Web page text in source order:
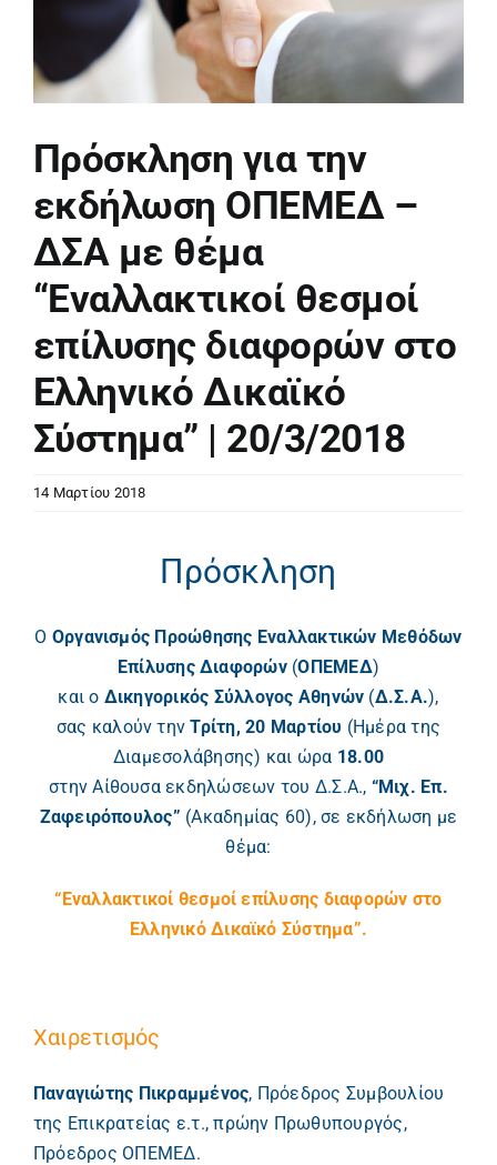
Πρόσκληση για την
εκδήλωση ΟΠΕΜΕΔ –
ΔΣΑ με θέμα
“Εναλλακτικοί θεσμοί
επίλυσης διαφορών στο
Ελληνικό Δικαϊκό
Σύστημα” | 20/3/2018
14 Μαρτίου 2018
Πρόσκληση
Ο Οργανισμός Προώθησης Εναλλακτικών Μεθόδων
Επίλυσης Διαφορών(ΟΠΕΜΕΔ)
και ο Δικηγορικός Σύλλογος Αθηνών (Δ.Σ.Α.),
σας καλούν τηνΤρίτη, 20 Μαρτίου (Ημέρα της
Διαμεσολάβησης) και ώρα 18.00
στην Αίθουσα εκδηλώσεων του Δ.Σ.Α., “Μιχ. Επ.
Ζαφειρόπουλος” (Ακαδημίας 60), σε εκδήλωση με
θέμα:
“Εναλλακτικοί θεσμοί επίλυσης διαφορών στο
Ελληνικό Δικαϊκό Σύστημα”.
Χαιρετισμός
Παναγιώτης Πικραμμένος, Πρόεδρος Συμβουλίου
της Επικρατείας ε.τ., πρώην Πρωθυπουργός,
Πρόεδρος ΟΠΕΜΕΔ.